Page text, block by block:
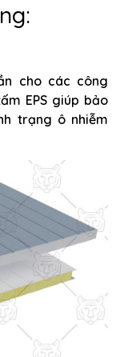
cho các công
EPS giúp bảo
trạng ô nhiễm